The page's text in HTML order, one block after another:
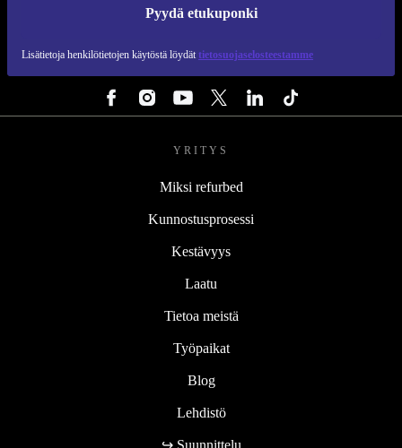
Pyydä etukuponki
Lisätietoja henkilötietojen käytöstä löydät tietosuojaselosteestamme
YRITYS
Miksi refurbed
Kunnostusprosessi
Kestävyys
Laatu
Tietoa meistä
Työpaikat
Blog
Lehdistö